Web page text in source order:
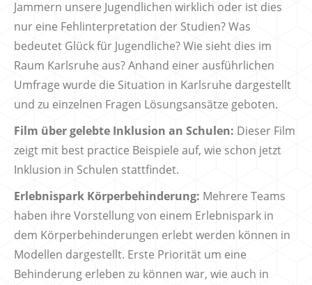
Jammern unsere Jugendlichen wirklich oder ist dies
nur eine Fehlinterpretation der Studien? Was
bedeutet Glück für Jugendliche? Wie sieht dies im
Raum Karlsruhe aus? Anhand einer ausführlichen
Umfrage wurde die Situation in Karlsruhe dargestellt
und zu einzelnen Fragen Lösungsansätze geboten.
Film über gelebte Inklusion an Schulen: Dieser Film
zeigt mit best practice Beispiele auf, wie schon jetzt
Inklusion in Schulen stattfindet.
Erlebnispark Körperbehinderung: Mehrere Teams
haben ihre Vorstellung von einem Erlebnispark in
dem Körperbehinderungen erlebt werden können in
Modellen dargestellt. Erste Priorität um eine
Behinderung erleben zu können war, wie auch in